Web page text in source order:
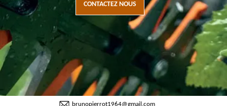
CONTACTEZ NOUS
brunopierrot1964@gmail.com